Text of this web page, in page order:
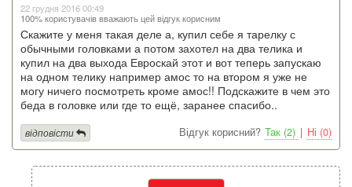
22 грудня 2016 00:49
100% користувачів вважають цей відгук корисним
Скажите у меня такая деле а, купил себе я тарелку с
обычными головками а потом захотел на два телика и
купил на два выхода Евроскай этот и вот теперь запускаю
на одном телику например амос то на втором я уже не
могу ничего посмотреть кроме амос!! Подскажите в чем это
беда в головке или где то ещё, заранее спасибо..
Відгук корисний? Так (2) | Ні (0)
відповісти